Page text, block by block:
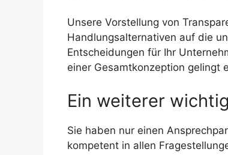
Unsere Vorstellung von
Handlungsalternativen auf die
Entscheidungen für Ihr
einer Gesamtkonzeption gelingt
Ein weiterer
Sie haben nur einen
kompetent in allen